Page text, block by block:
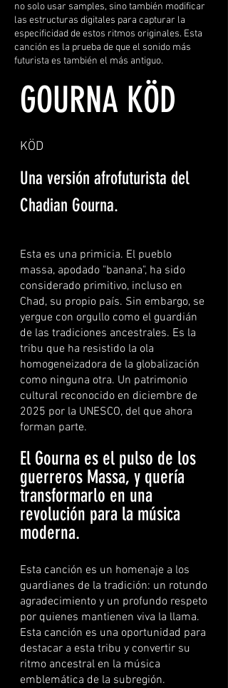
no solo usar samples, sino también modificar
las estructuras digitales para capturar la
especificidad de estos ritmos originales. Esta
canción es la prueba de que el sonido más
futurista es también el más antiguo.
GOURNA KÖD
KÖD
Una versión afrofuturista del
Chadian Gourna.
Esta es una primicia. El pueblo
massa, apodado "banana", ha sido
considerado primitivo, incluso en
Chad, su propio país. Sin embargo, se
yergue con orgullo como el guardián
de las tradiciones ancestrales. Es la
tribu que ha resistido la ola
homogeneizadora de la globalización
como ninguna otra. Un patrimonio
cultural reconocido en diciembre de
2025 por la UNESCO, del que ahora
forman parte.
El Gourna es el pulso de los
guerreros Massa, y quería
transformarlo en una
revolución para la música
moderna.
Esta canción es un homenaje a los
guardianes de la tradición: un rotundo
agradecimiento y un profundo respeto
por quienes mantienen viva la llama.
Esta canción es una oportunidad para
destacar a esta tribu y convertir su
ritmo ancestral en la música
emblemática de la subregión.